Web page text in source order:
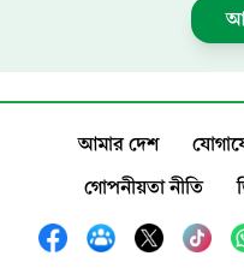
আমার দেশ
গোপনীয়তা নীতি